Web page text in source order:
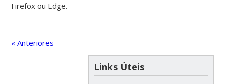
Firefox ou Edge.
« Anteriores
Links Úteis